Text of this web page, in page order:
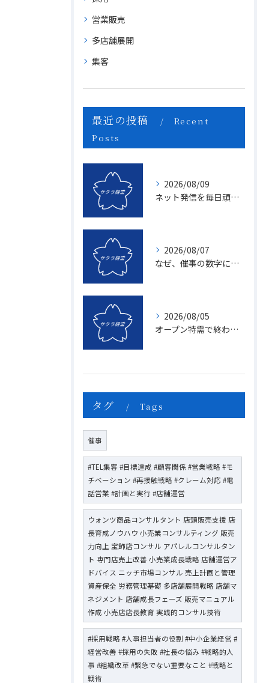
営業販売
多店舗展開
集客
最近の投稿
Recent
Posts
2026/08/09
ネット発信を毎日頑張っても、なぜ「1円の売上」にもならないのか？
2026/08/07
なぜ、催事の数字に「ムラ」が出るのか？1億を3億にする「3つの計画表」の秘密
2026/08/05
オープン特需で終わる店、成長し続ける店の決定的な違いとは？〜新規名簿開拓の２つの方法〜
タグ Tags
催事
#TEL集客 #目標達成 #顧客関係 #営業戦略 #モ
チベーション #再接触戦略 #クレーム対応 #電
話営業 #計画と実行 #店舗運営
ウォンツ商品コンサルタント 店頭販売支援 店
長育成ノウハウ 小売業コンサルティング 販売
力向上 宝飾店コンサル アパレルコンサルタン
ト 専門店売上改善 小売業成長戦略 店舗運営ア
ドバイス ニッチ市場コンサル 売上計画と管理
資産保全 労務管理基礎 多店舗展開戦略 店舗マ
ネジメント 店舗成長フェーズ 販売マニュアル
作成 小売店店長教育 実践的コンサル技術
#採用戦略 #人事担当者の役割 #中小企業経営 #
経営改善 #採用の失敗 #社長の悩み #戦略的人
事 #組織改革 #緊急でない重要なこと #戦略と
戦術